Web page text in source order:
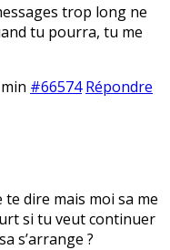
trop long ne
tu pourra, tu me
#66574 Répondre
te dire mais moi sa me
si tu veut continuer
s’arrange ?